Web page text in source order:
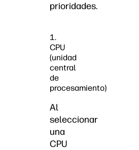
prioridades.
1.
CPU
(unidad
central
de
procesamiento)
Al
seleccionar
una
CPU